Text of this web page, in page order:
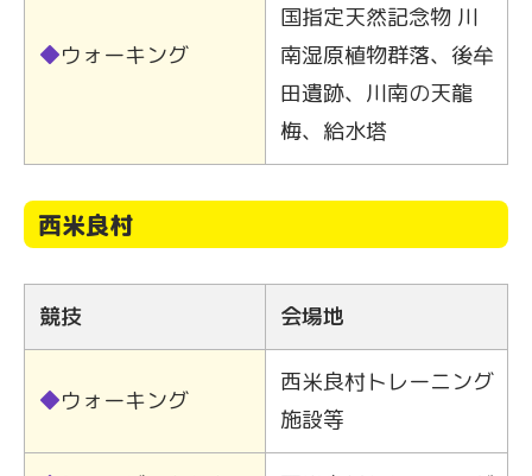
◆ウォーキング
国指定天然記念物 川
南湿原植物群落、後牟
田遺跡、川南の天龍
梅、給水塔
西米良村
競技 会場地
◆ウォーキング
西米良村トレーニング
施設等